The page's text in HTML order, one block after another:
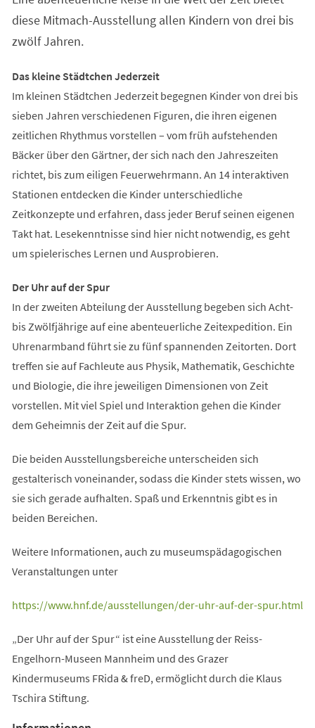
diese Mitmach-Ausstellung allen Kindern von drei bis
zwölf Jahren.
Das kleine Städtchen Jederzeit
Im kleinen Städtchen Jederzeit begegnen Kinder von drei bis
sieben Jahren verschiedenen Figuren, die ihren eigenen
zeitlichen Rhythmus vorstellen – vom früh aufstehenden
Bäcker über den Gärtner, der sich nach den Jahreszeiten
richtet, bis zum eiligen Feuerwehrmann. An 14 interaktiven
Stationen entdecken die Kinder unterschiedliche
Zeitkonzepte und erfahren, dass jeder Beruf seinen eigenen
Takt hat. Lesekenntnisse sind hier nicht notwendig, es geht
um spielerisches Lernen und Ausprobieren.
Der Uhr auf der Spur
In der zweiten Abteilung der Ausstellung begeben sich Acht-
bis Zwölfjährige auf eine abenteuerliche Zeitexpedition. Ein
Uhrenarmband führt sie zu fünf spannenden Zeitorten. Dort
treffen sie auf Fachleute aus Physik, Mathematik, Geschichte
und Biologie, die ihre jeweiligen Dimensionen von Zeit
vorstellen. Mit viel Spiel und Interaktion gehen die Kinder
dem Geheimnis der Zeit auf die Spur.
Die beiden Ausstellungsbereiche unterscheiden sich
gestalterisch voneinander, sodass die Kinder stets wissen, wo
sie sich gerade aufhalten. Spaß und Erkenntnis gibt es in
beiden Bereichen.
Weitere Informationen, auch zu museumspädagogischen
Veranstaltungen unter
https://www.hnf.de/ausstellungen/der-uhr-auf-der-spur.html
(Öffnet
einem
neuen
Tab)
„Der Uhr auf der Spur“ ist eine Ausstellung der Reiss-
Engelhorn-Museen Mannheim und des Grazer
Kindermuseums FRida & freD, ermöglicht durch die Klaus
Tschira Stiftung.